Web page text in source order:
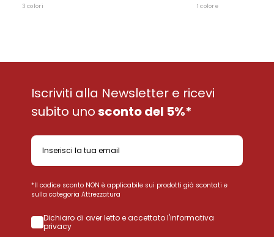
3 colori 1 colore
Iscriviti alla Newsletter e ricevi
subito unosconto del 5%*
*Il codice sconto NON è applicabile sui prodotti già scontati e
sulla categoria Attrezzatura
Dichiaro di aver letto e accettato l'informativa
privacy